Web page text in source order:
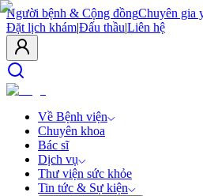
Người bệnh & Cộng đồngChuyên gia
Đặt lịch khám|Đấu thầu|Liên hệ
Về Bệnh viện
Chuyên khoa
Bác sĩ
Dịch vụ
Thư viện sức khỏe
Tin tức & Sự kiện